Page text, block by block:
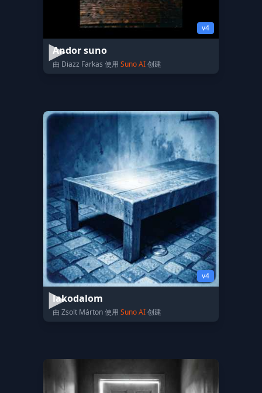
v4
Andor suno
由 Diazz Farkas 使用 Suno AI创建
v4
lakodalom
由 Zsolt Márton 使用 Suno AI创建